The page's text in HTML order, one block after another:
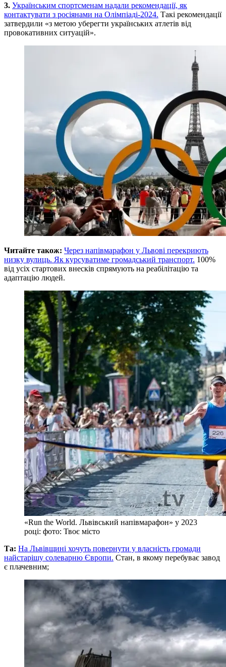
3. Українським спортсменам надали рекомендації, як
контактувати з росіянами на Олімпіаді-2024. Такі рекомендації
затвердили «з метою уберегти українських атлетів від
провокативних ситуацій».
Читайте також: Через напівмарафон у Львові перекриють
низку вулиць. Як курсуватиме громадський транспорт. 100%
від усіх стартових внесків спрямують на реабілітацію та
адаптацію людей.
«Run the World. Львівський напівмарафон» у 2023
році: фото: Твоє місто
Та: На Львівщині хочуть повернути у власність громади
найстарішу солеварню Європи. Стан, в якому перебуває завод
є плачевним;